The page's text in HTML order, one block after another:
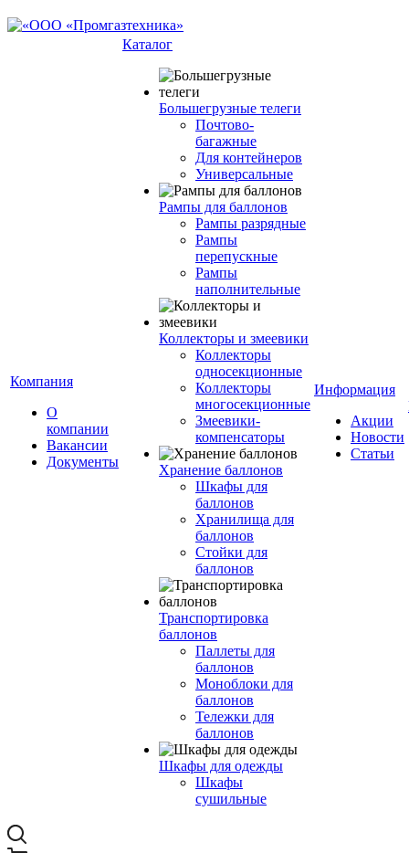
Компания
О
компании
Вакансии
Документы
Каталог
Большегрузные телеги
Почтово-
багажные
Для контейнеров
Универсальные
Рампы для баллонов
Рампы разрядные
Рампы
перепускные
Рампы
наполнительные
Коллекторы и змеевики
Коллекторы
односекционные
Коллекторы
многосекционные
Змеевики-
компенсаторы
Хранение баллонов
Шкафы для
баллонов
Хранилища для
баллонов
Стойки для
баллонов
Транспортировка
баллонов
Паллеты для
баллонов
Моноблоки для
баллонов
Тележки для
баллонов
Шкафы для одежды
Шкафы
сушильные
Информация
Акции
Новости
Статьи